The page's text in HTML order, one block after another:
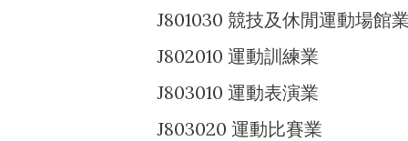
J801030 競技及休閒運動場館業
J802010 運動訓練業
J803010 運動表演業
J803020 運動比賽業